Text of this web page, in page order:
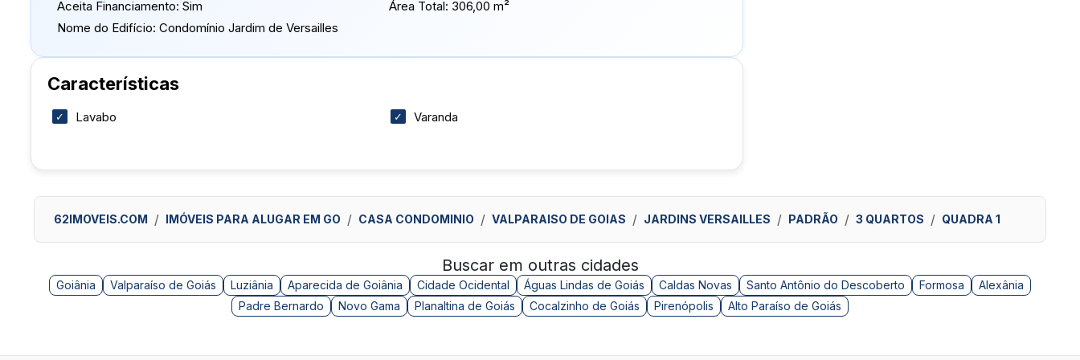
Aceita Financiamento: Sim Área Total: 306,00 m²
Nome do Edifício: Condomínio Jardim de Versailles
Características
Lavabo Varanda
62IMOVEIS.COM IMÓVEIS PARA ALUGAR EM GO CASA CONDOMINIO VALPARAISO DE GOIAS JARDINS VERSAILLES PADRÃO 3 QUARTOS QUADRA 1
Buscar em outras cidades
Goiânia Valparaíso de Goiás Luziânia Aparecida de Goiânia Cidade Ocidental Águas Lindas de Goiás Caldas Novas Santo Antônio do Descoberto Formosa
Alexânia
Padre Bernardo
Novo Gama Planaltina de Goiás Cocalzinho de Goiás Pirenópolis Alto Paraíso de Goiás